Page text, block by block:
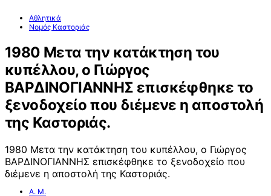
Αθλητικά
Νομός Καστοριάς
1980 Μετα την κατάκτηση του
κυπέλλου, ο Γιώργος
ΒΑΡΔΙΝΟΓΙΑΝΝΗΣ επισκέφθηκε το
ξενοδοχείο που διέμενε η αποστολή
της Καστοριάς.
1980 Μετα την κατάκτηση του κυπέλλου, ο Γιώργος
ΒΑΡΔΙΝΟΓΙΑΝΝΗΣ επισκέφθηκε το ξενοδοχείο που
διέμενε η αποστολή της Καστοριάς.
Α. Μ.